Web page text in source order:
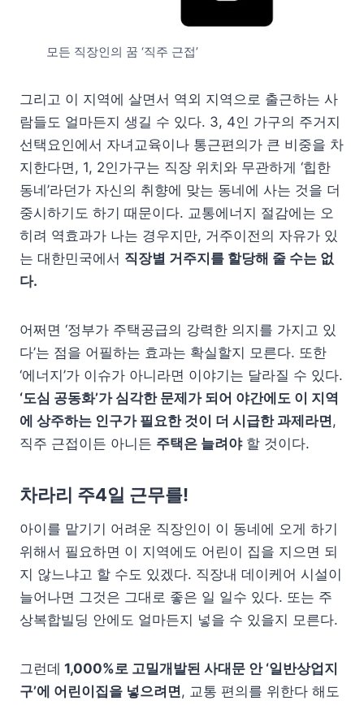
모든 직장인의 꿈 ‘직주 근접’
그리고 이 지역에 살면서 역외 지역으로 출근하는 사
람들도 얼마든지 생길 수 있다. 3, 4인 가구의 주거지
선택요인에서 자녀교육이나 통근편의가 큰 비중을 차
지한다면, 1, 2인가구는 직장 위치와 무관하게 ‘힙한
동네’라던가 자신의 취향에 맞는 동네에 사는 것을 더
중시하기도 하기 때문이다. 교통에너지 절감에는 오
히려 역효과가 나는 경우지만, 거주이전의 자유가 있
는 대한민국에서 직장별 거주지를 할당해 줄 수는 없
다.
어쩌면 ‘정부가 주택공급의 강력한 의지를 가지고 있
다’는 점을 어필하는 효과는 확실할지 모른다. 또한
‘에너지’가 이슈가 아니라면 이야기는 달라질 수 있다.
‘도심 공동화’가 심각한 문제가 되어 야간에도 이 지역
에 상주하는 인구가 필요한 것이 더 시급한 과제라면,
직주 근접이든 아니든 주택은 늘려야할 것이다.
차라리 주4일 근무를!
아이를 맡기기 어려운 직장인이 이 동네에 오게 하기
위해서 필요하면 이 지역에도 어린이 집을 지으면 되
지 않느냐고 할 수도 있겠다. 직장내 데이케어 시설이
늘어나면 그것은 그대로 좋은 일 일수 있다. 또는 주
상복합빌딩 안에도 얼마든지 넣을 수 있을지 모른다.
그런데 1,000%로 고밀개발된 사대문 안 ‘일반상업지
구’에 어린이집을 넣으려면, 교통 편의를 위한다 해도